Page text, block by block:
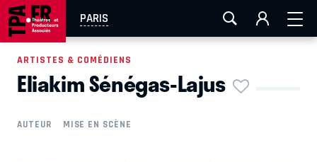
PARIS
AIX-MARSEILLE LA ROCHELLE
EN TOURNÉE
ARTISTES & COMÉDIENS
Eliakim Sénégas-Lajus
AUTEUR MISE EN SCÈNE